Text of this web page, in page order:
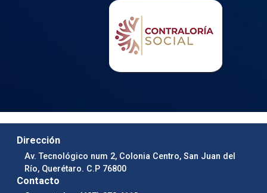
Dirección
Av. Tecnológico num 2, Colonia Centro, San Juan del
Río, Querétaro. C.P 76800
Contacto